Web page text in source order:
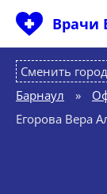
Врачи
Сменить город
Барнаул
»
Егорова Вера